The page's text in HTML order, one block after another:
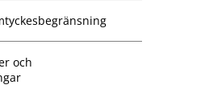
och